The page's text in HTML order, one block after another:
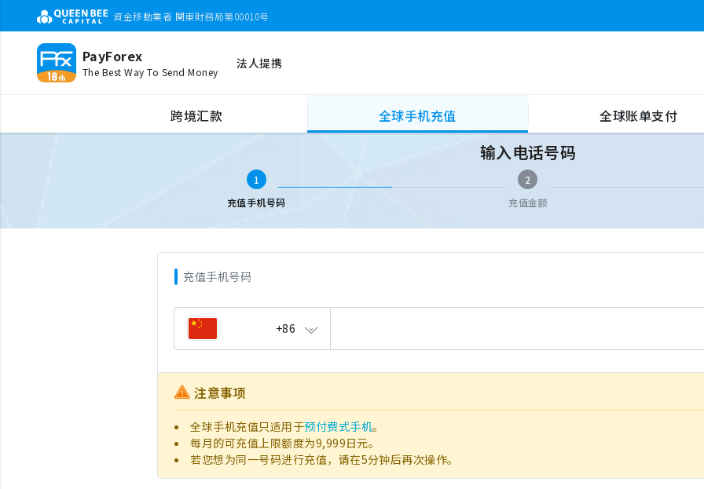
資金移動業者 関東財務局第00010号
PayForex
The Best Way To Send Money
法人提携
跨境汇款 全球手机充值 全球账单支付
输入电话号码
输入电话号码
1
充值手机号码
2
充值金额
充值手机号码
+86
注意事项
全球手机充值只适用于预付费式手机。
每月的可充值上限额度为9,999日元。
若您想为同一号码进行充值，请在5分钟后再次操作。